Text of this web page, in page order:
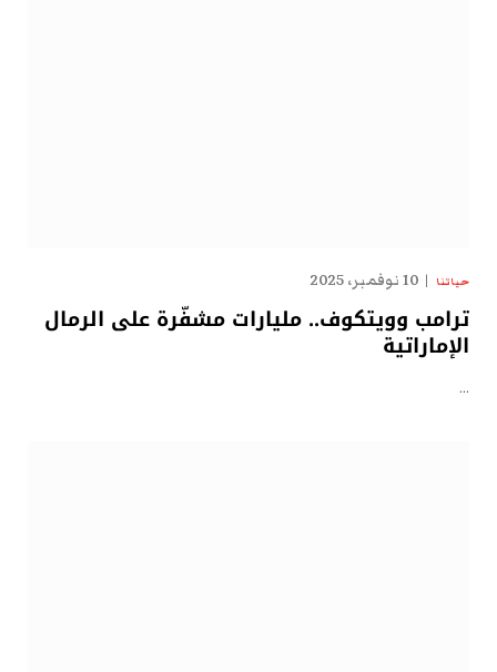
حياتنا 10 نوفمبر، 2025
ترامب وويتكوف.. مليارات مشفّرة على الرمال
الإماراتية
…